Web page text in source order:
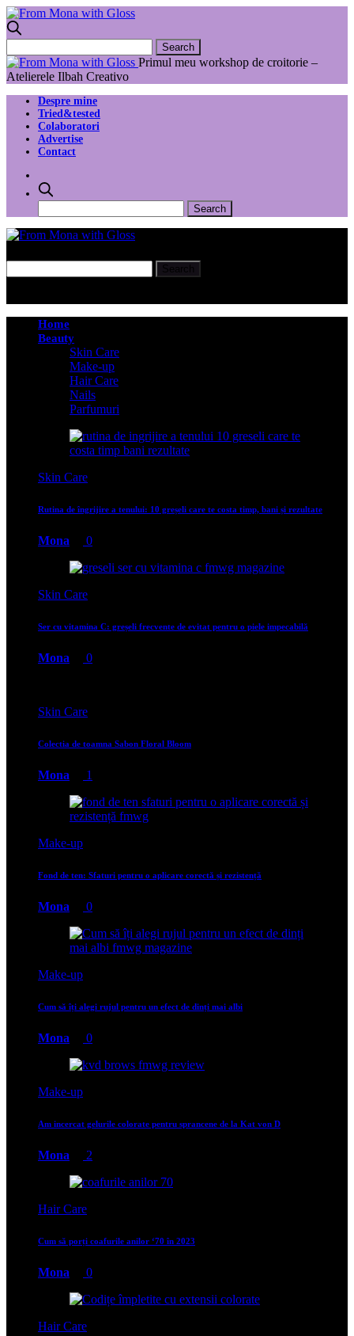
Primul meu workshop de croitorie –
Atelierele Ilbah Creativo
Despre mine
Tried&tested
Colaboratori
Advertise
Contact
Home
Beauty
Skin Care
Make-up
Hair Care
Nails
Parfumuri
Skin Care
Rutina de îngrijire a tenului: 10 greșeli care te costa timp, bani și rezultate
Mona 0
Skin Care
Ser cu vitamina C: greșeli frecvente de evitat pentru o piele impecabilă
Mona 0
Skin Care
Colectia de toamna Sabon Floral Bloom
Mona 1
Make-up
Fond de ten: Sfaturi pentru o aplicare corectă și rezistență
Mona 0
Make-up
Cum să îți alegi rujul pentru un efect de dinți mai albi
Mona 0
Make-up
Am incercat gelurile colorate pentru sprancene de la Kat von D
Mona 2
Hair Care
Cum să porți coafurile anilor ‘70 în 2023
Mona 0
Hair Care